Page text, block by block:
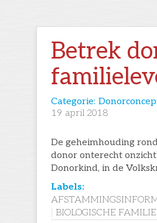
Betrek
Categorie:
19 april 2018
De geheimhouding
donor onterecht
Donorkind, in de
Labels:
BIOLOGISCHE FAMILIE